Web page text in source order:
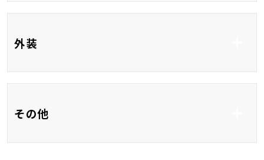
外装
電動リアゲート 全周囲カメラ
その他